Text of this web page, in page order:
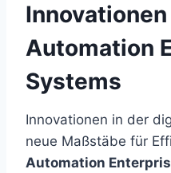
Automation
Systems
Innovationen in der
neue Maßstäbe für
Automation